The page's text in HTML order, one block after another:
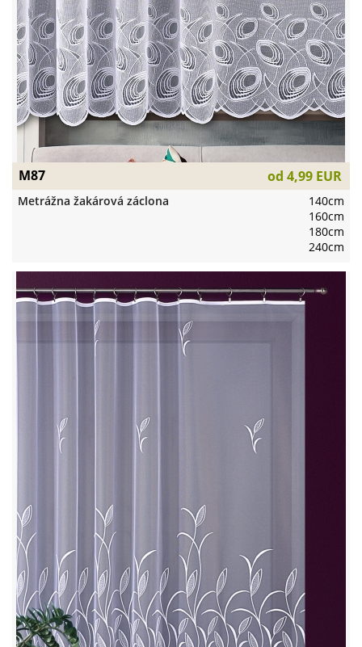
M87 od 4,99 EUR
Metrážna žakárová záclona
140cm
160cm
180cm
240cm